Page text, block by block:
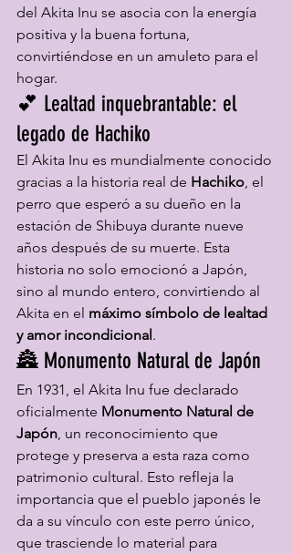
del Akita Inu se asocia con la energía
positiva y la buena fortuna,
convirtiéndose en un amuleto para el
hogar.
💕 Lealtad inquebrantable: el
legado de Hachiko
El Akita Inu es mundialmente conocido
gracias a la historia real de Hachiko, el
perro que esperó a su dueño en la
estación de Shibuya durante nueve
años después de su muerte. Esta
historia no solo emocionó a Japón,
sino al mundo entero, convirtiendo al
Akita en el máximo símbolo de lealtad
y amor incondicional.
🏯 Monumento Natural de Japón
En 1931, el Akita Inu fue declarado
oficialmente Monumento Natural de
Japón, un reconocimiento que
protege y preserva a esta raza como
patrimonio cultural. Esto refleja la
importancia que el pueblo japonés le
da a su vínculo con este perro único,
que trasciende lo material para